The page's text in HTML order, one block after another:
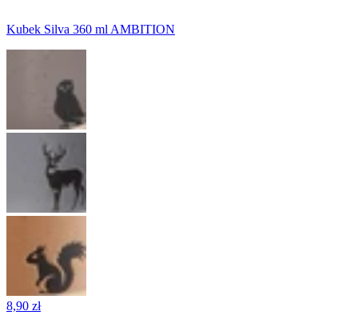
Kubek Silva 360 ml AMBITION
8,90 zł